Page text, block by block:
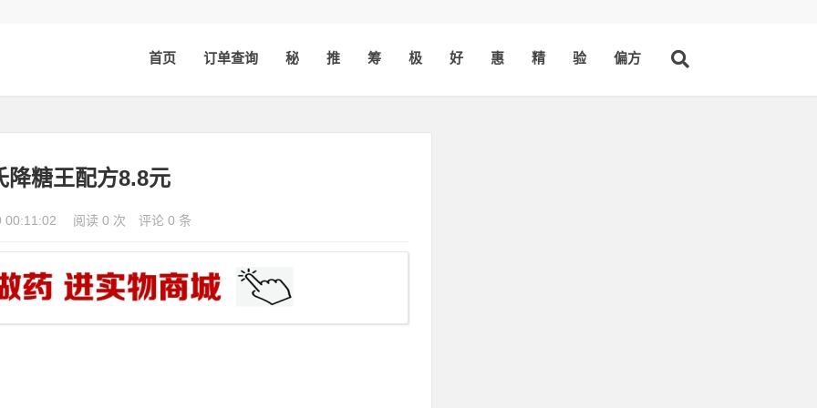
首页 订单查询 秘 推 筹 极 好 惠 精 验 偏方
降糖王配方8.8元
00:11:02 阅读 0 次 评论 0 条